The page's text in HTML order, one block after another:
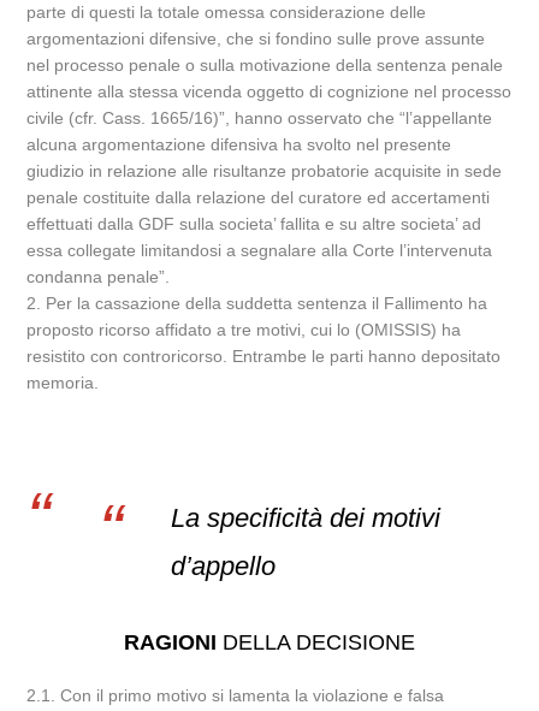
parte di questi la totale omessa considerazione delle
argomentazioni difensive, che si fondino sulle prove assunte
nel processo penale o sulla motivazione della sentenza penale
attinente alla stessa vicenda oggetto di cognizione nel processo
civile (cfr. Cass. 1665/16)”, hanno osservato che “l’appellante
alcuna argomentazione difensiva ha svolto nel presente
giudizio in relazione alle risultanze probatorie acquisite in sede
penale costituite dalla relazione del curatore ed accertamenti
effettuati dalla GDF sulla societa’ fallita e su altre societa’ ad
essa collegate limitandosi a segnalare alla Corte l’intervenuta
condanna penale”.
2. Per la cassazione della suddetta sentenza il Fallimento ha
proposto ricorso affidato a tre motivi, cui lo (OMISSIS) ha
resistito con controricorso. Entrambe le parti hanno depositato
memoria.
La specificità dei motivi
d’appello
RAGIONI DELLA DECISIONE
2.1. Con il primo motivo si lamenta la violazione e falsa